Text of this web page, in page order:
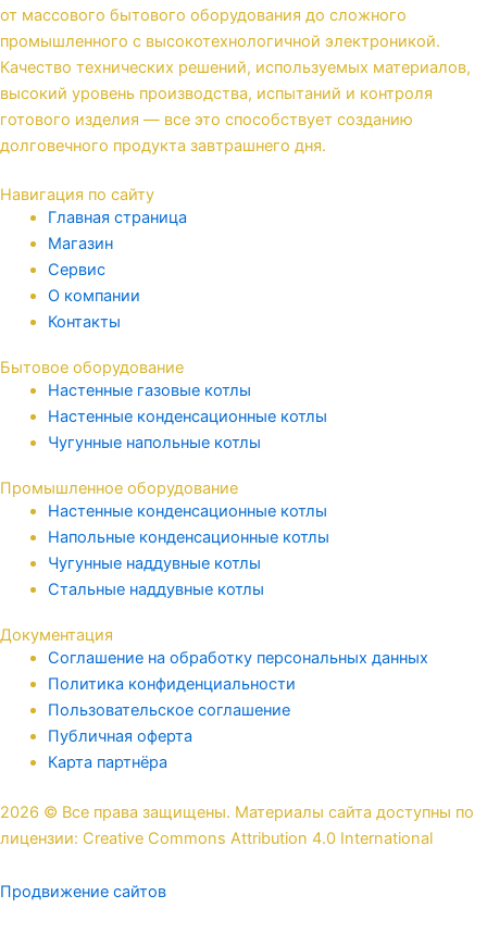
от массового бытового оборудования до сложного
промышленного с высокотехнологичной электроникой.
Качество технических решений, используемых материалов,
высокий уровень производства, испытаний и контроля
готового изделия — все это способствует созданию
долговечного продукта завтрашнего дня.
Навигация по сайту
Главная страница
Магазин
Сервис
О компании
Контакты
Бытовое оборудование
Настенные газовые котлы
Настенные конденсационные котлы
Чугунные напольные котлы
Промышленное оборудование
Настенные конденсационные котлы
Напольные конденсационные котлы
Чугунные наддувные котлы
Стальные наддувные котлы
Документация
Соглашение на обработку персональных данных
Политика конфиденциальности
Пользовательское соглашение
Публичная оферта
Карта партнёра
2026 © Все права защищены. Материалы сайта доступны по
лицензии: Creative Commons Attribution 4.0 International
Продвижение сайтов